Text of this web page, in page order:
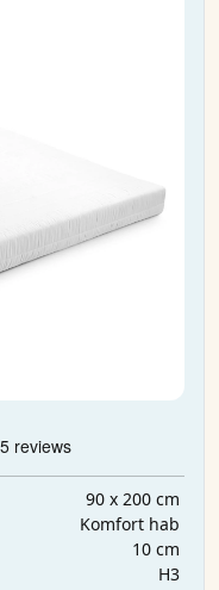
90 x 200 cm
Komfort hab
10 cm
H3